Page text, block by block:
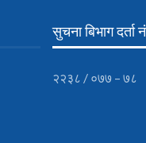
सुचना बिभाग दर्ता
२२३८ / ०७७ – ७८